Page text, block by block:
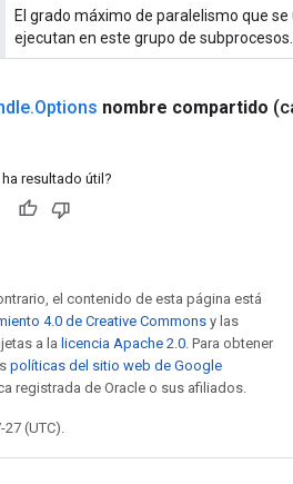
El grado máximo de paralelismo que
ejecutan en este grupo de subprocesos.
.Options nombre compartido
ha resultado útil?
el contenido de esta página está
4.0 de Creative Commons y las
a la licencia Apache 2.0. Para obtener
políticas del sitio web de Google
registrada de Oracle o sus afiliados.
(UTC).